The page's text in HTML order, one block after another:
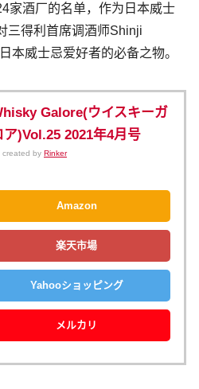
家酒厂的名单，作为日本威士
三得利首席调酒师Shinji
本威士忌爱好者的必备之物。
Galore(ウイスキーガ
ア)Vol.25 2021年4月号
created by Rinker
Amazon
楽天市場
Yahooショッピング
メルカリ